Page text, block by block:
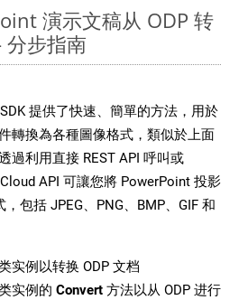
演示文稿从 ODP 转
分步指南
提供了快速、簡單的方法，用於
轉換為各種圖像格式，類似於上面
過利用直接 REST API 呼叫或
API 可讓您將 PowerPoint 投影
包括 JPEG、PNG、BMP、GIF 和
实例以转换 ODP 文档
实例的 Convert 方法以从 ODP 进行